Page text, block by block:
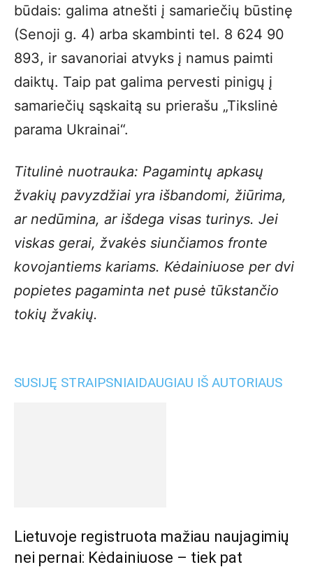
būdais: galima atnešti į samariečių būstinę
(Senoji g. 4) arba skambinti tel. 8 624 90
893, ir savanoriai atvyks į namus paimti
daiktų. Taip pat galima pervesti pinigų į
samariečių sąskaitą su prierašu „Tikslinė
parama Ukrainai“.
Titulinė nuotrauka: Pagamintų apkasų
žvakių pavyzdžiai yra išbandomi, žiūrima,
ar nedūmina, ar išdega visas turinys. Jei
viskas gerai, žvakės siunčiamos fronte
kovojantiems kariams. Kėdainiuose per dvi
popietes pagaminta net pusė tūkstančio
tokių žvakių.
SUSIJĘ STRAIPSNIAIDAUGIAU IŠ AUTORIAUS
Lietuvoje registruota mažiau naujagimių
nei pernai: Kėdainiuose – tiek pat